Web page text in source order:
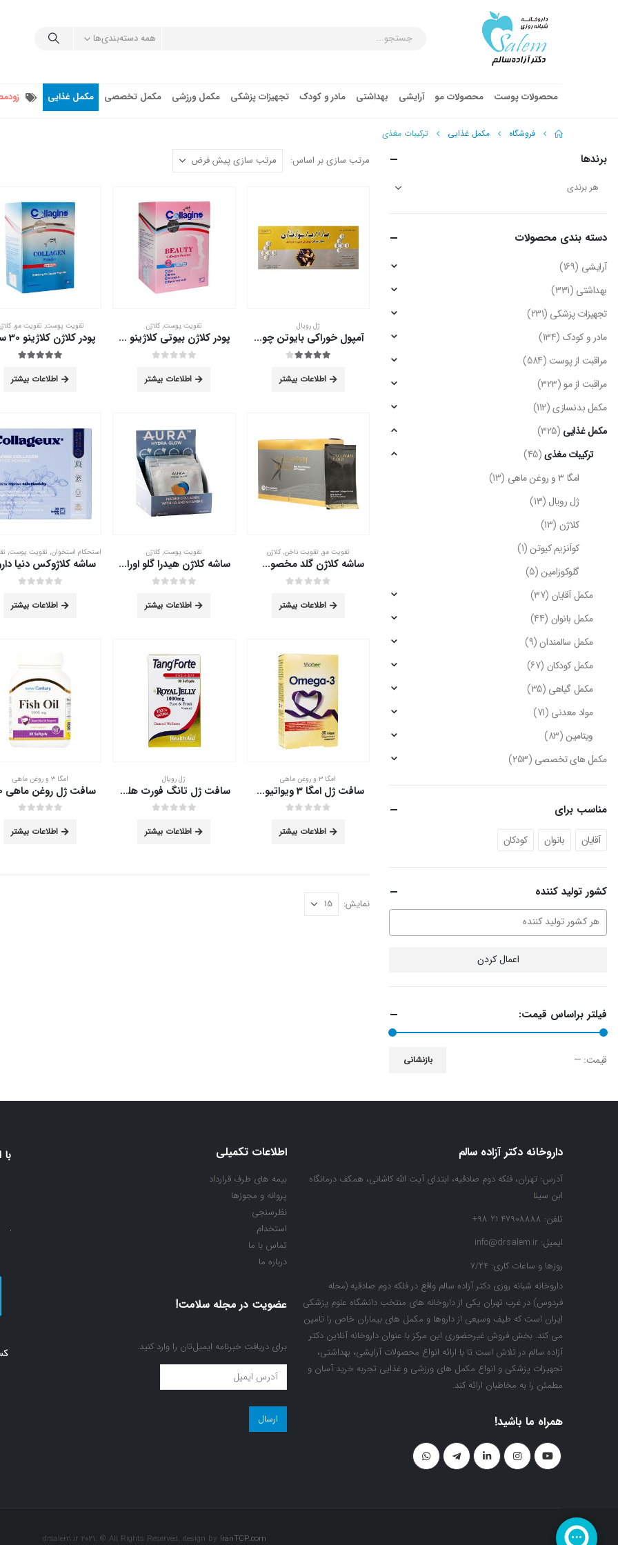
همه دسته‌بندی‌ها
محصولات پوست محصولات مو آرایشی بهداشتی مادر و کودک تجهیزات پزشکی مکمل ورزشی مکمل تخصصی مکمل غذایی
فروشگاه مکمل غذایی ترکیبات مغذی
مرتب سازی بر اساس:
ژل رویال
آمپول خوراکی بایوتن چوا فارم حاوی رویال ژلی 10 عدد
اطلاعات بیشتر
تقویت پوست,کلاژن
پودر کلاژن بیوتی کلاژینو 30 ساشه
اطلاعات بیشتر
تقویت پوست, تقویت مو,
اطلاعات بیشتر
تقویت مو, تقویت ناخن,کلاژن
ساشه کلاژن گلد مخصوص مو آدریان 20 عدد
اطلاعات بیشتر
تقویت پوست,کلاژن
ساشه کلاژن هیدرا گلو اورا 15 عدد
اطلاعات بیشتر
استحکام استخوان, تقویت پوست,
اطلاعات بیشتر
امگا ۳ و روغن ماهی
سافت ژل امگا 3 ویواتیون 30 عددی
اطلاعات بیشتر
ژل رویال
سافت ژل تانگ فورت هلث اید 30 عددی
اطلاعات بیشتر
امگا ۳ و روغن ماهی
اطلاعات بیشتر
نمایش:
برندها
دسته‌ بندی محصولات
آرایشی (169)
بهداشتی (331)
تجهیزات پزشکی (231)
مادر و کودک (134)
مراقبت از پوست(584)
مراقبت از مو(323)
مکمل بدنسازی(112)
مکمل غذایی (325)
ترکیبات مغذی(45)
امگا ۳ و روغن ماهی
(13)
ژل رویال (13)
کلاژن (13)
کوآنزیم کیوتن (1)
گلوکوزامین(5)
مکمل آقایان (37)
مکمل بانوان (44)
مکمل سالمندان (9)
مکمل کودکان (67)
مکمل گیاهی (35)
مواد معدنی (71)
ویتامین(83)
مکمل های تخصصی (253)
مناسب برای
آقایان بانوان کودکان
کشور تولید کننده
اعمال کردن
فیلتر براساس قیمت:
حداقل
حداكثر
بازنشانی قيمت: —
داروخانه دکتر آزاده سالم
آدرس: تهران، فلکه دوم صادقیه، ابتدای آیت الله کاشانی، همکف درمانگاه
ابن سینا
تلفن: 47908888 21 98+
ایمیل: info@drsalem.ir
روزها و ساعات کاری: 7/24
داروخانه شبانه روزی دکتر آزاده سالم واقع در فلکه دوم صادقیه (محله
فردوس) در غرب تهران یکی از داروخانه های منتخب دانشگاه علوم پزشکی
ایران است که طیف وسیعی از داروها و مکمل های بیماران خاص را تامین
می کند. بخش فروش غیرحضوری این مرکز با عنوان داروخانه آنلاین دکتر
آزاده سالم در تلاش است تا با ارائه انواع محصولات آرایشی، بهداشتی،
تجهیزات پزشکی و انواع مکمل های ورزشی و غذایی تجربه خرید آسان و
مطمئن را به مخاطبان ارائه کند.
همراه ما باشید!
اطلاعات تکمیلی
بیمه های طرف قرارداد
پروانه و مجوزها
نظرسنجی
استخدام
تماس با ما
درباره ما
عضویت در مجله سلامت!
برای دریافت خبرنامه ایمیل‌تان را وارد کنید.
عضویت
در
مجله
سلامت!
drsalem.ir 2021. © All Rights Reserved. design by IranTCP.com